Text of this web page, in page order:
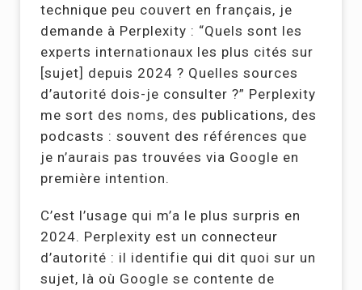
technique peu couvert en français, je
demande à Perplexity : “Quels sont les
experts internationaux les plus cités sur
[sujet] depuis 2024 ? Quelles sources
d’autorité dois-je consulter ?” Perplexity
me sort des noms, des publications, des
podcasts : souvent des références que
je n’aurais pas trouvées via Google en
première intention.
C’est l’usage qui m’a le plus surpris en
2024. Perplexity est un connecteur
d’autorité : il identifie qui dit quoi sur un
sujet, là où Google se contente de